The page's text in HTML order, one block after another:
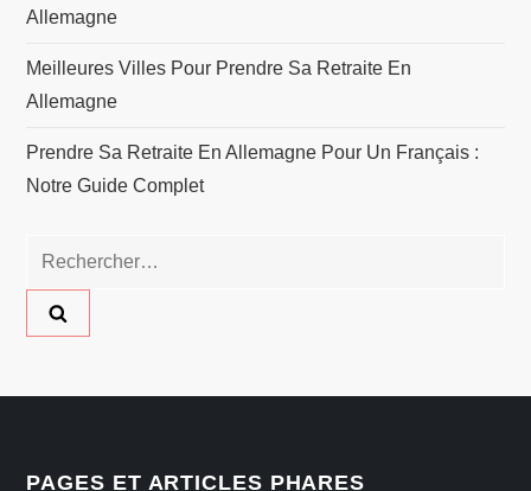
Allemagne
Meilleures Villes Pour Prendre Sa Retraite En
Allemagne
Prendre Sa Retraite En Allemagne Pour Un Français :
Notre Guide Complet
Rechercher :
PAGES ET ARTICLES PHARES